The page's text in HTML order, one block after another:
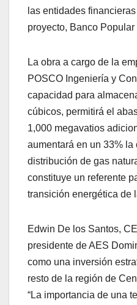
las entidades
proyecto, Banco
La obra a cargo de la
POSCO Ingeniería y
capacidad para
cúbicos, permitirá el
1,000 megavatios
aumentará en un 33% la
distribución de gas
constituye un referente
transición energética de
Edwin De los Santos,
presidente de AES
como una inversión
resto de la región de
“La importancia de una